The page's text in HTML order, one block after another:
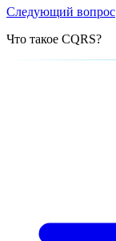
Следующий вопрос
Что такое CQRS?